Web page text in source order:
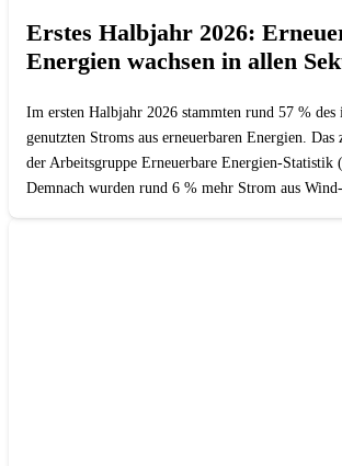
Erstes Halbjahr 2026:
Energien wachsen in allen
Im ersten Halbjahr 2026 stammten rund 57 % des
genutzten Stroms aus erneuerbaren Energien. Das
der Arbeitsgruppe Erneuerbare Energien-Statistik
Demnach wurden rund 6 % mehr Strom aus